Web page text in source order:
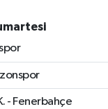
- Fenerbahçe